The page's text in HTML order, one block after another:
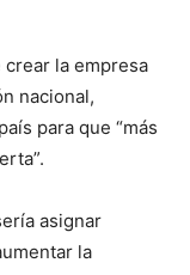
la empresa
nacional,
para que “más
asignar
la